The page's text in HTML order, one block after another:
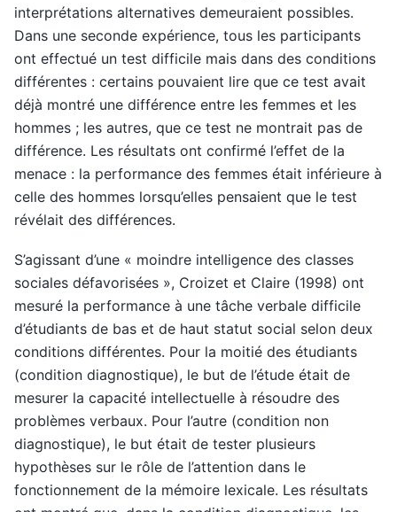
interprétations alternatives demeuraient possibles.
Dans une seconde expérience, tous les participants
ont effectué un test difficile mais dans des conditions
différentes : certains pouvaient lire que ce test avait
déjà montré une différence entre les femmes et les
hommes ; les autres, que ce test ne montrait pas de
différence. Les résultats ont confirmé l’effet de la
menace : la performance des femmes était inférieure à
celle des hommes lorsqu’elles pensaient que le test
révélait des différences.
S’agissant d’une « moindre intelligence des classes
sociales défavorisées », Croizet et Claire (1998) ont
mesuré la performance à une tâche verbale difficile
d’étudiants de bas et de haut statut social selon deux
conditions différentes. Pour la moitié des étudiants
(condition diagnostique), le but de l’étude était de
mesurer la capacité intellectuelle à résoudre des
problèmes verbaux. Pour l’autre (condition non
diagnostique), le but était de tester plusieurs
hypothèses sur le rôle de l’attention dans le
fonctionnement de la mémoire lexicale. Les résultats